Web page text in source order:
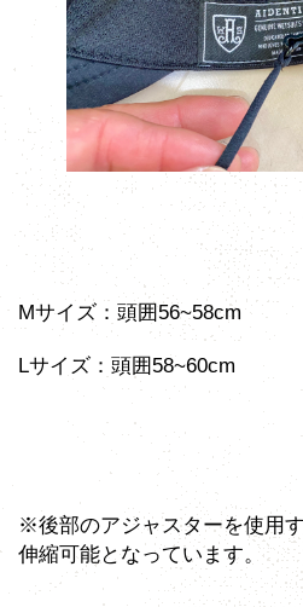
Mサイズ：頭囲56~58cm
Lサイズ：頭囲58~60cm
※後部のアジャスターを使用
伸縮可能となっています。